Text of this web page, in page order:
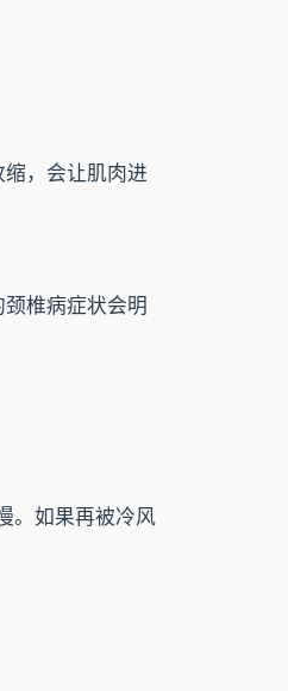
，会让肌肉进
椎病症状会明
。如果再被冷风